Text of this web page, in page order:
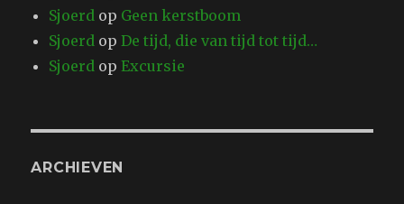
Sjoerd op Geen kerstboom
Sjoerd opDe tijd, die van tijd tot tijd…
Sjoerd opExcursie
ARCHIEVEN